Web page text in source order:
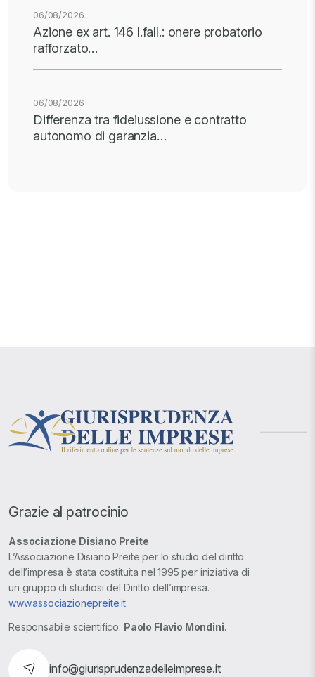
06/08/2026
Azione ex art. 146 l.fall.: onere probatorio
rafforzato…
06/08/2026
Differenza tra fideiussione e contratto
autonomo di garanzia…
Grazie al patrocinio
Associazione Disiano Preite
L’Associazione Disiano Preite per lo studio del diritto
dell’impresa è stata costituita nel 1995 per iniziativa di
un gruppo di studiosi del Diritto dell’impresa.
www.associazionepreite.it
Responsabile scientifico: Paolo Flavio Mondini.
info@giurisprudenzadelleimprese.it